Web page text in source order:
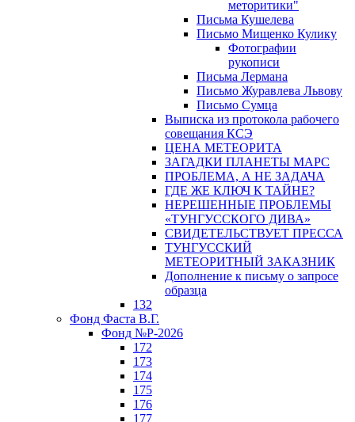
меторитики"
Письма Кушелева
Письмо Мищенко Кулику
Фотографии
рукописи
Письма Лермана
Письмо Журавлева Львову
Письмо Сумца
Выписка из протокола рабочего
совещания КСЭ
ЦЕНА МЕТЕОРИТА
ЗАГАДКИ ПЛАНЕТЫ МАРС
ПРОБЛЕМА, А НЕ ЗАДАЧА
ГДЕ ЖЕ КЛЮЧ К ТАЙНЕ?
НЕРЕШЕННЫЕ ПРОБЛЕМЫ
«ТУНГУССКОГО ДИВА»
СВИДЕТЕЛЬСТВУЕТ ПРЕССА
ТУНГУССКИЙ
МЕТЕОРИТНЫЙ ЗАКАЗНИК
Дополнение к письму о запросе
образца
132
Фонд Фаста В.Г.
Фонд №Р-2026
172
173
174
175
176
177